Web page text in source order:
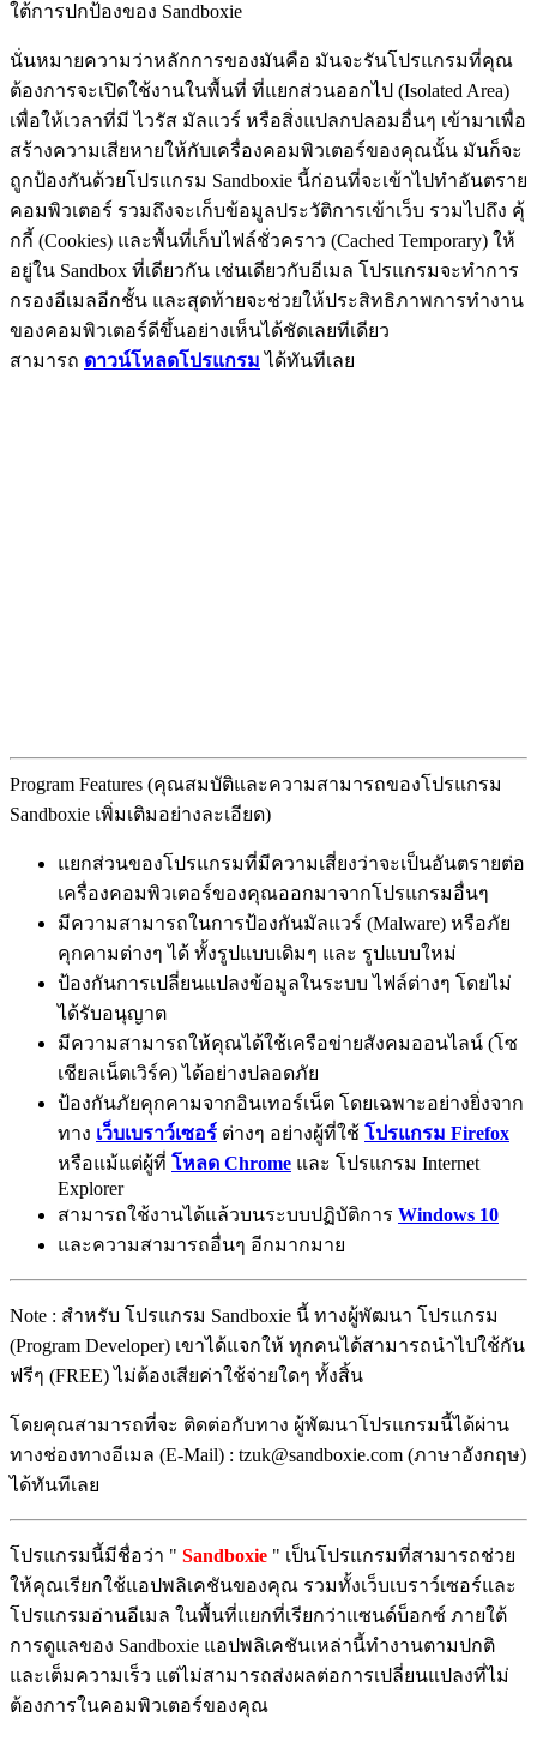
ใต้การปกป้องของ Sandboxie
นั่นหมายความว่าหลักการของมันคือ มันจะรันโปรแกรมที่คุณ
ต้องการจะเปิดใช้งานในพื้นที่ ที่แยกส่วนออกไป (Isolated Area)
เพื่อให้เวลาที่มี ไวรัส มัลแวร์ หรือสิ่งแปลกปลอมอื่นๆ เข้ามาเพื่อ
สร้างความเสียหายให้กับเครื่องคอมพิวเตอร์ของคุณนั้น มันก็จะ
ถูกป้องกันด้วยโปรแกรม Sandboxie นี้ก่อนที่จะเข้าไปทำอันตราย
คอมพิวเตอร์ รวมถึงจะเก็บข้อมูลประวัติการเข้าเว็บ รวมไปถึง คุ้
กกี้ (Cookies) และพื้นที่เก็บไฟล์ชั่วคราว (Cached Temporary) ให้
อยู่ใน Sandbox ที่เดียวกัน เช่นเดียวกับอีเมล โปรแกรมจะทำการ
กรองอีเมลอีกชั้น และสุดท้ายจะช่วยให้ประสิทธิภาพการทำงาน
ของคอมพิวเตอร์ดีขึ้นอย่างเห็นได้ชัดเลยทีเดียว
สามารถ ดาวน์โหลดโปรแกรม ได้ทันทีเลย
Program Features (คุณสมบัติและความสามารถของโปรแกรม
Sandboxie เพิ่มเติมอย่างละเอียด)
แยกส่วนของโปรแกรมที่มีความเสี่ยงว่าจะเป็นอันตรายต่อ
เครื่องคอมพิวเตอร์ของคุณออกมาจากโปรแกรมอื่นๆ
มีความสามารถในการป้องกันมัลแวร์ (Malware) หรือภัย
คุกคามต่างๆ ได้ ทั้งรูปแบบเดิมๆ และ รูปแบบใหม่
ป้องกันการเปลี่ยนแปลงข้อมูลในระบบ ไฟล์ต่างๆ โดยไม่
ได้รับอนุญาต
มีความสามารถให้คุณได้ใช้เครือข่ายสังคมออนไลน์ (โซ
เชียลเน็ตเวิร์ค) ได้อย่างปลอดภัย
ป้องกันภัยคุกคามจากอินเทอร์เน็ต โดยเฉพาะอย่างยิ่งจาก
ทาง เว็บเบราว์เซอร์ ต่างๆ อย่างผู้ที่ใช้ โปรแกรม Firefox
หรือแม้แต่ผู้ที่ โหลด Chrome และ โปรแกรม Internet
Explorer
สามารถใช้งานได้แล้วบนระบบปฏิบัติการ Windows 10
และความสามารถอื่นๆ อีกมากมาย
Note : สำหรับ โปรแกรม Sandboxie นี้ ทางผู้พัฒนา โปรแกรม
(Program Developer) เขาได้แจกให้ ทุกคนได้สามารถนำไปใช้กัน
ฟรีๆ (FREE) ไม่ต้องเสียค่าใช้จ่ายใดๆ ทั้งสิ้น
โดยคุณสามารถที่จะ ติดต่อกับทาง ผู้พัฒนาโปรแกรมนี้ได้ผ่าน
ทางช่องทางอีเมล (E-Mail) : tzuk@sandboxie.com (ภาษาอังกฤษ)
ได้ทันทีเลย
โปรแกรมนี้มีชื่อว่า " Sandboxie " เป็นโปรแกรมที่สามารถช่วย
ให้คุณเรียกใช้แอปพลิเคชันของคุณ รวมทั้งเว็บเบราว์เซอร์และ
โปรแกรมอ่านอีเมล ในพื้นที่แยกที่เรียกว่าแซนด์บ็อกซ์ ภายใต้
การดูแลของ Sandboxie แอปพลิเคชันเหล่านี้ทำงานตามปกติ
และเต็มความเร็ว แต่ไม่สามารถส่งผลต่อการเปลี่ยนแปลงที่ไม่
ต้องการในคอมพิวเตอร์ของคุณ